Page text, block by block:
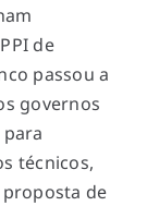
de
passou a
governos
técnicos,
de